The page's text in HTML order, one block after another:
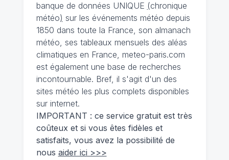
banque de données UNIQUE (chronique
météo) sur les événements météo depuis
1850 dans toute la France, son almanach
météo, ses tableaux mensuels des aléas
climatiques en France, meteo-paris.com
est également une base de recherches
incontournable. Bref, il s'agit d'un des
sites météo les plus complets disponibles
sur internet.
IMPORTANT : ce service gratuit est très
coûteux et si vous êtes fidèles et
satisfaits, vous avez la possibilité de
nous aider ici >>>